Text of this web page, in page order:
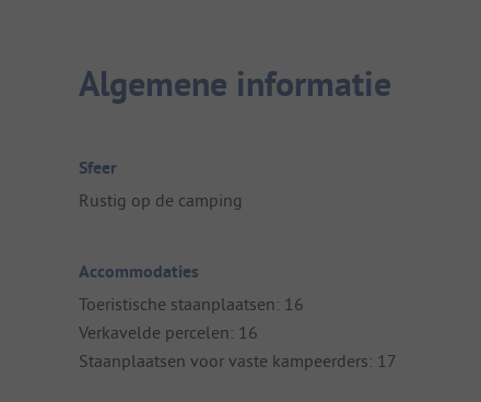
Algemene informatie
Sfeer
Rustig op de camping
Accommodaties
Toeristische staanplaatsen: 16
Verkavelde percelen: 16
Staanplaatsen voor vaste kampeerders: 17